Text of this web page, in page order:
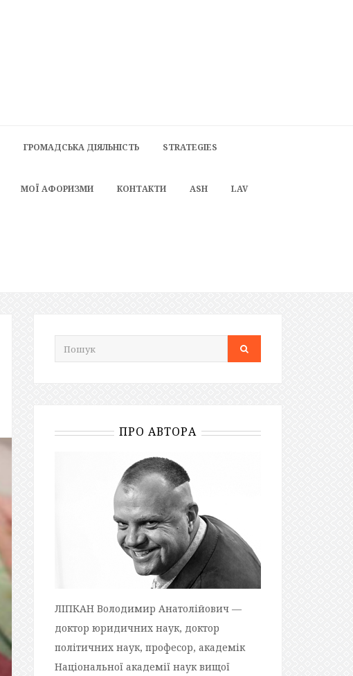
ГРОМАДСЬКА ДІЯЛЬНІСТЬ STRATEGIES
МОЇ АФОРИЗМИ КОНТАКТИ ASH LAV
ПРО АВТОРА
ЛІПКАН Володимир Анатолійович —
доктор юридичних наук, доктор
політичних наук, професор, академік
Національної академії наук вищої